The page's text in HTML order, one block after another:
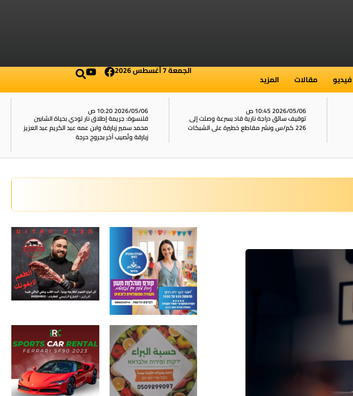
فيديو مقالات المزيد
الجمعة 7 أغسطس 2026
2026/05/06 10:45 ص
توقيف سائق دراجة نارية قاد بسرعة وصلت إلى
226 كم/س ونشر مقاطع خطيرة على الشبكات
2026/05/06 10:20 ص
قلنسوة: جريمة إطلاق نار تودي بحياة الشابين
محمد سمير زبارقة وابن عمه عبد الكريم عبد العزيز
زبارقة وتُصيب آخر بجروح حرجة